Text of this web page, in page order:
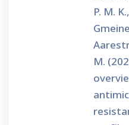
P. M. K.,
M.